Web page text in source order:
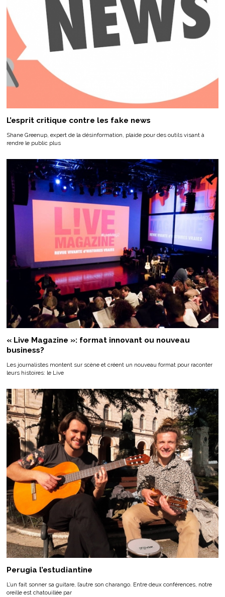
L’esprit critique contre les fake news
Shane Greenup, expert de la désinformation, plaide pour des outils visant à
rendre le public plus
« Live Magazine »: format innovant ou nouveau
business?
Les journalistes montent sur scène et créent un nouveau format pour raconter
leurs histoires: le Live
Perugia l’estudiantine
L’un fait sonner sa guitare, l’autre son charango. Entre deux conférences, notre
oreille est chatouillée par